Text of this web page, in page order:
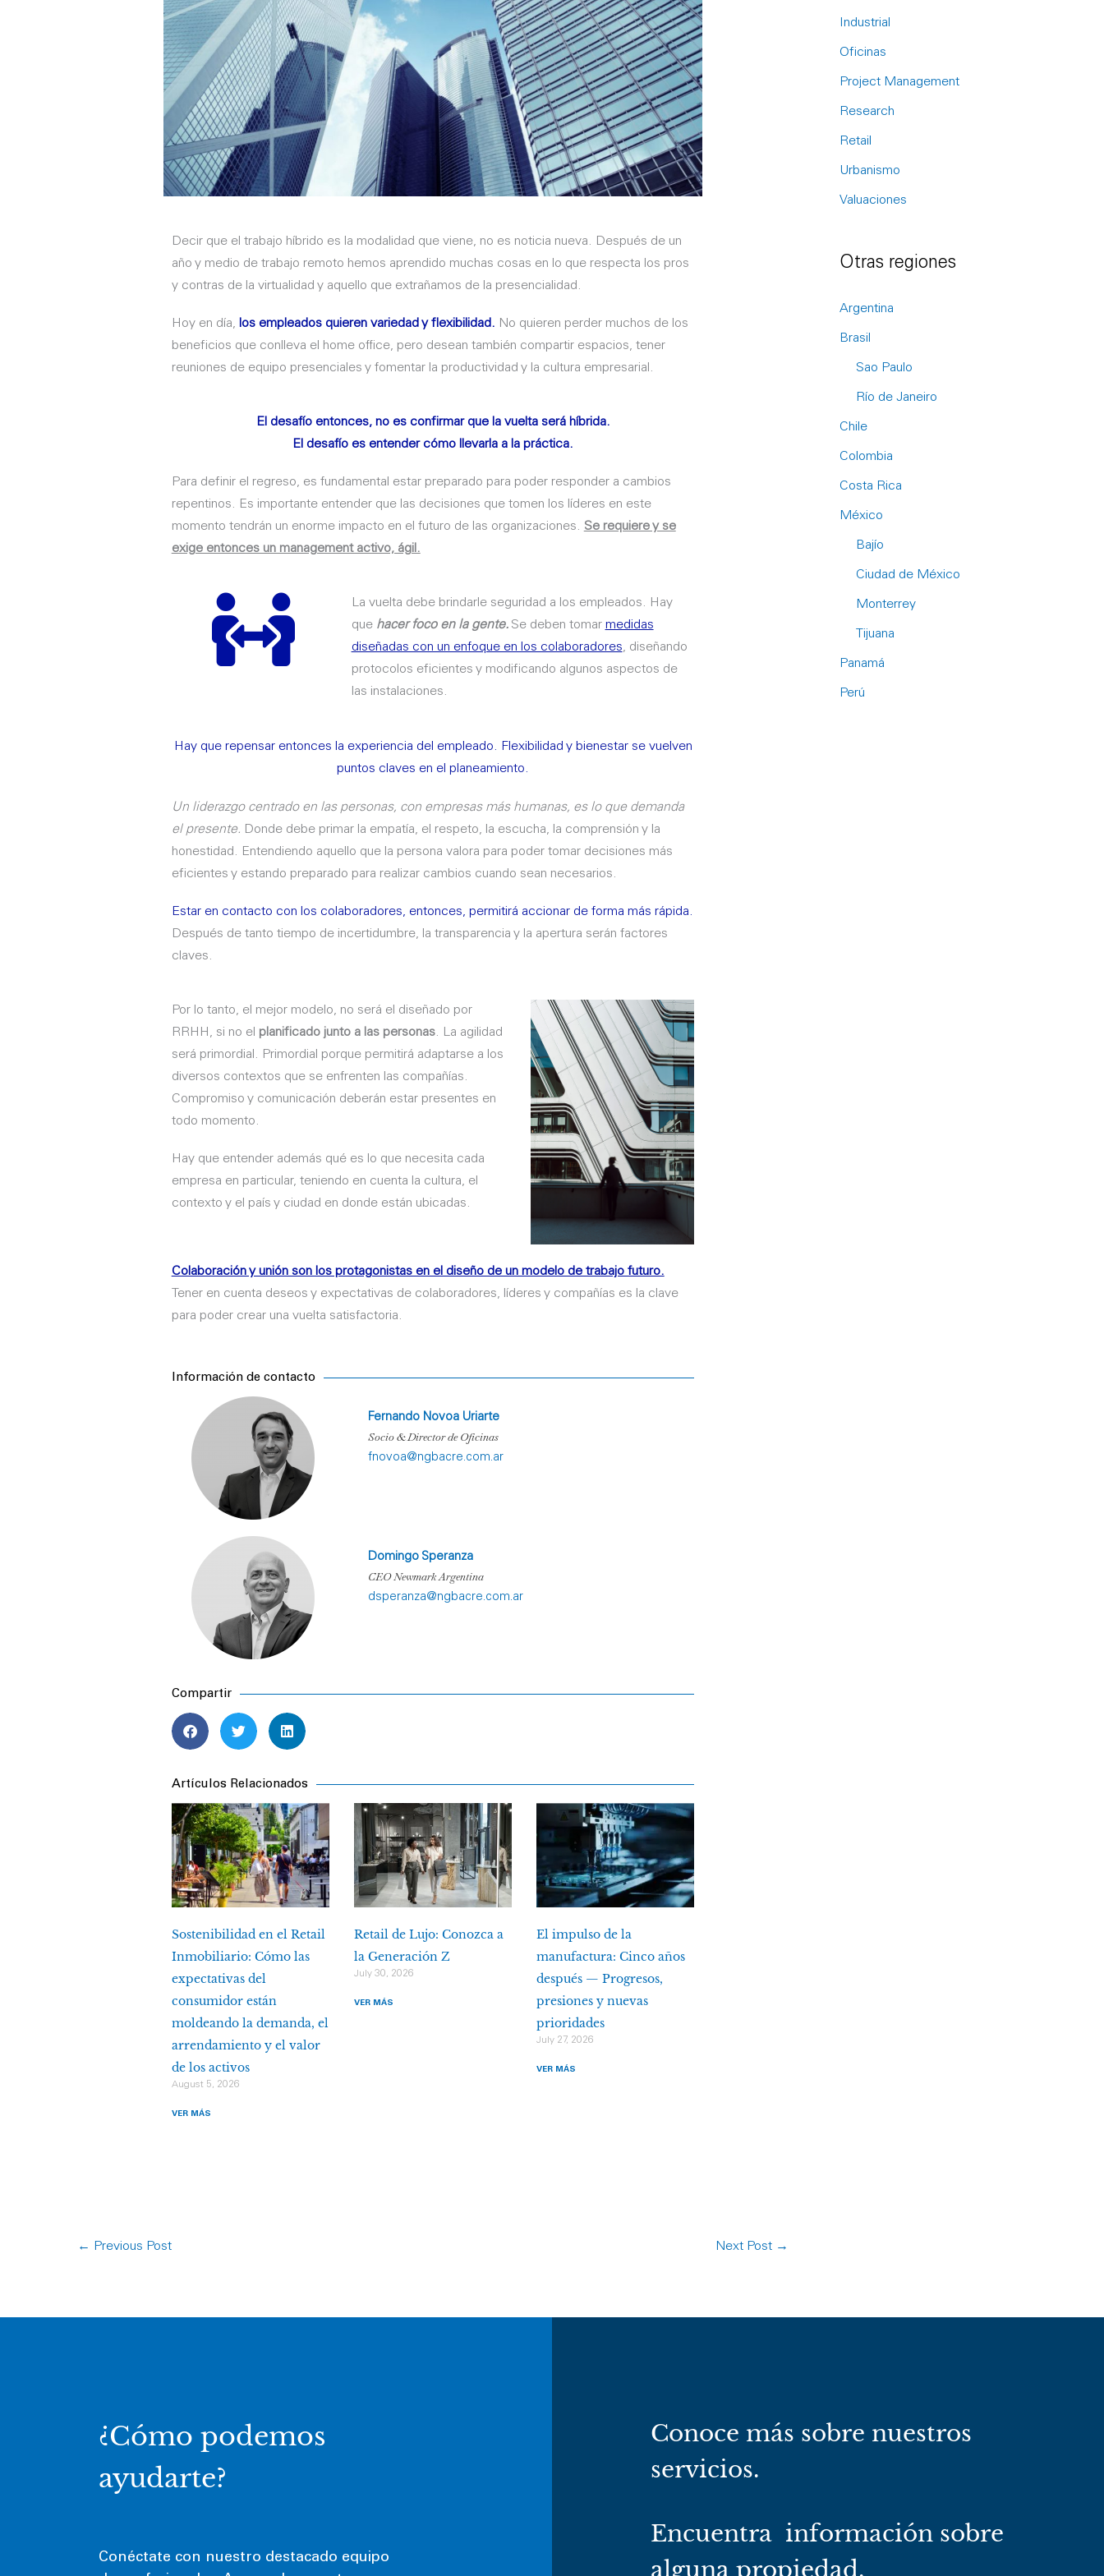
Decir que el trabajo híbrido es la modalidad que viene, no es noticia nueva. Después de un
año y medio de trabajo remoto hemos aprendido muchas cosas en lo que respecta los pros
y contras de la virtualidad y aquello que extrañamos de la presencialidad.
Hoy en día, los empleados quieren variedad y flexibilidad. No quieren perder muchos de los
beneficios que conlleva el home office, pero desean también compartir espacios, tener
reuniones de equipo presenciales y fomentar la productividad y la cultura empresarial.
El desafío entonces, no es confirmar que la vuelta será híbrida.
El desafío es entender cómo llevarla a la práctica.
Para definir el regreso, es fundamental estar preparado para poder responder a cambios
repentinos. Es importante entender que las decisiones que tomen los líderes en este
momento tendrán un enorme impacto en el futuro de las organizaciones. Se requiere y se
exige entonces un management activo, ágil.
La vuelta debe brindarle seguridad a los empleados. Hay
que hacer foco en la gente.Se deben tomar medidas
diseñadas con un enfoque en los colaboradores, diseñando
protocolos eficientes y modificando algunos aspectos de
las instalaciones.
Hay que repensar entonces la experiencia del empleado. Flexibilidad y bienestar se vuelven
puntos claves en el planeamiento.
Un liderazgo centrado en las personas, con empresas más humanas, es lo que demanda
el presente. Donde debe primar la empatía, el respeto, la escucha, la comprensión y la
honestidad. Entendiendo aquello que la persona valora para poder tomar decisiones más
eficientes y estando preparado para realizar cambios cuando sean necesarios.
Estar en contacto con los colaboradores, entonces, permitirá accionar de forma más rápida.
Después de tanto tiempo de incertidumbre, la transparencia y la apertura serán factores
claves.
Por lo tanto, el mejor modelo, no será el diseñado por
RRHH, si no el planificado junto a las personas. La agilidad
será primordial. Primordial porque permitirá adaptarse a los
diversos contextos que se enfrenten las compañías.
Compromiso y comunicación deberán estar presentes en
todo momento.
Hay que entender además qué es lo que necesita cada
empresa en particular, teniendo en cuenta la cultura, el
contexto y el país y ciudad en donde están ubicadas.
Colaboración y unión son los protagonistas en el diseño de un modelo de trabajo futuro.
Tener en cuenta deseos y expectativas de colaboradores, líderes y compañías es la clave
para poder crear una vuelta satisfactoria.
Información de contacto
Fernando Novoa Uriarte
Socio & Director de Oficinas
fnovoa@ngbacre.com.ar
Domingo Speranza
CEO Newmark Argentina
dsperanza@ngbacre.com.ar
Compartir
Artículos Relacionados
Sostenibilidad en el Retail
Inmobiliario: Cómo las
expectativas del
consumidor están
moldeando la demanda, el
arrendamiento y el valor
de los activos
August 5, 2026
VER MÁS
Retail de Lujo: Conozca a
la Generación Z
July 30, 2026
VER MÁS
El impulso de la
manufactura: Cinco años
después — Progresos,
presiones y nuevas
prioridades
July 27, 2026
VER MÁS
← Previous Post Next Post →
Industrial
Oficinas
Project Management
Research
Retail
Urbanismo
Valuaciones
Otras regiones
Argentina
Brasil
Sao Paulo
Río de Janeiro
Chile
Colombia
Costa Rica
México
Bajío
Ciudad de México
Monterrey
Tijuana
Panamá
Perú
¿Cómo podemos
ayudarte?
Conéctate con nuestro destacado equipo
Conoce más sobre nuestros
servicios.
Encuentra información sobre
alguna propiedad.